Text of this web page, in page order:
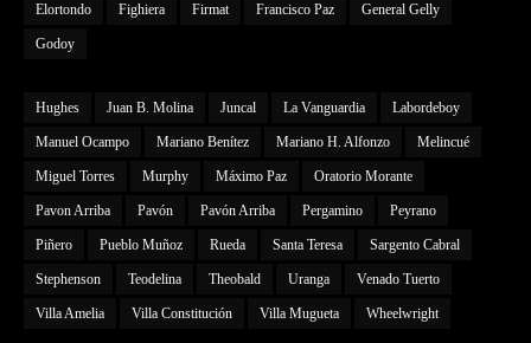
Elortondo Fighiera Firmat Francisco Paz General Gelly
Godoy
Hughes Juan B. Molina Juncal La Vanguardia Labordeboy
Manuel Ocampo Mariano Benítez Mariano H. Alfonzo Melincué
Miguel Torres Murphy Máximo Paz Oratorio Morante
Pavon Arriba Pavón Pavón Arriba Pergamino Peyrano
Piñero Pueblo Muñoz Rueda Santa Teresa Sargento Cabral
Stephenson Teodelina Theobald Uranga Venado Tuerto
Villa Amelia Villa Constitución Villa Mugueta Wheelwright